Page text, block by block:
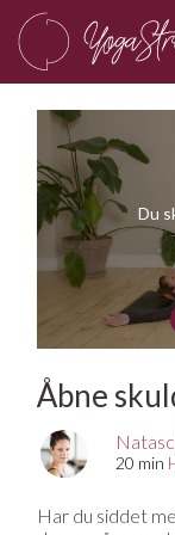
Du
Åbne
20 min
Har du siddet